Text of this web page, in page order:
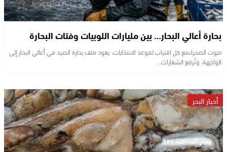
بحارة أعالي البحار… بين مليارات اللوبيات وفتات البحارة
صوت الصحراءمع كل اقتراب لموعد الانتخابات، يعود ملف بحارة الصيد في أعالي البحار إلى
الواجهة، وتُرفع الشعارات…
أخبار البحر